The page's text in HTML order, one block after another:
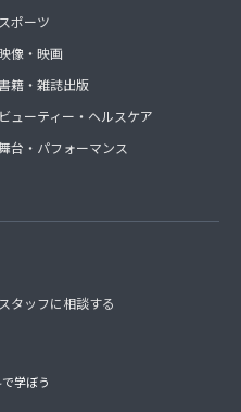
スポーツ
像・映画
籍・雑誌出版
ビューティー・ヘルスケア
台・パフォーマンス
スタッフに相談する
学ぼう